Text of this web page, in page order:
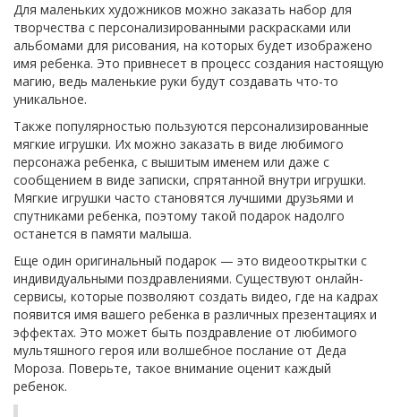
Для маленьких художников можно заказать набор для
творчества с персонализированными раскрасками или
альбомами для рисования, на которых будет изображено
имя ребенка. Это привнесет в процесс создания настоящую
магию, ведь маленькие руки будут создавать что-то
уникальное.
Также популярностью пользуются персонализированные
мягкие игрушки. Их можно заказать в виде любимого
персонажа ребенка, с вышитым именем или даже с
сообщением в виде записки, спрятанной внутри игрушки.
Мягкие игрушки часто становятся лучшими друзьями и
спутниками ребенка, поэтому такой подарок надолго
останется в памяти малыша.
Еще один оригинальный подарок — это видеооткрытки с
индивидуальными поздравлениями. Существуют онлайн-
сервисы, которые позволяют создать видео, где на кадрах
появится имя вашего ребенка в различных презентациях и
эффектах. Это может быть поздравление от любимого
мультяшного героя или волшебное послание от Деда
Мороза. Поверьте, такое внимание оценит каждый
ребенок.